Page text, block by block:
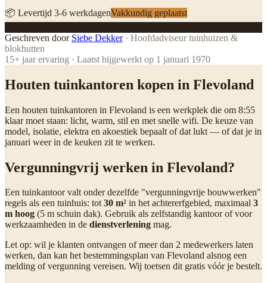
📦 Levertijd 3-6 werkdagenVakkundig geplaatst
Geschreven door Siebe Dekker· Hoofdadviseur tuinhuizen &
blokhutten
15+ jaar ervaring · Laatst bijgewerkt op 1 januari 1970
Houten tuinkantoren kopen in Flevoland
Een houten tuinkantoren in Flevoland is een werkplek die om 8:55
klaar moet staan: licht, warm, stil en met snelle wifi. De keuze van
model, isolatie, elektra en akoestiek bepaalt of dat lukt — of dat je in
januari weer in de keuken zit te werken.
Vergunningvrij werken in Flevoland?
Een tuinkantoor valt onder dezelfde "vergunningvrije bouwwerken"
regels als een tuinhuis: tot30 m² in het achtererfgebied, maximaal 3
m hoog (5 m schuin dak). Gebruik als zelfstandig kantoor of voor
werkzaamheden in de dienstverlening mag.
Let op: wil je klanten ontvangen of meer dan 2 medewerkers laten
werken, dan kan het bestemmingsplan van Flevoland alsnog een
melding of vergunning vereisen. Wij toetsen dit gratis vóór je bestelt.